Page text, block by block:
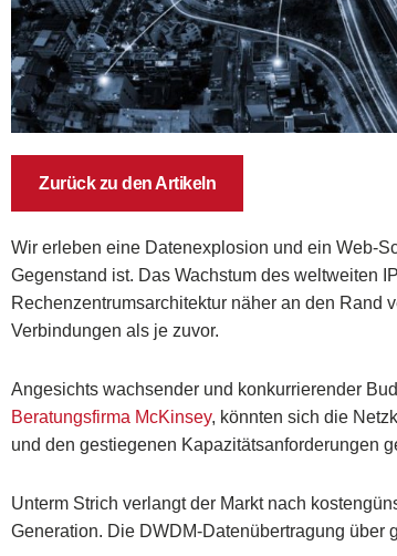
Zurück zu den Artikeln
Wir erleben eine Datenexplosion und ein Web-
Gegenstand ist. Das Wachstum des weltweiten
Rechenzentrumsarchitektur näher an den Rand
Verbindungen als je zuvor.
Angesichts wachsender und konkurrierender
Beratungsfirma McKinsey, könnten sich die
und den gestiegenen Kapazitätsanforderungen
Unterm Strich verlangt der Markt nach
Generation. Die DWDM-Datenübertragung über